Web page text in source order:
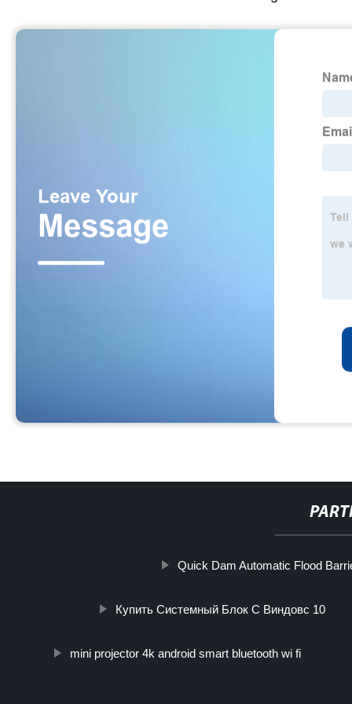
Quick Dam Automatic Flood
Купить Системный Блок С Виндовс 10
mini projector 4k android smart bluetooth wi fi